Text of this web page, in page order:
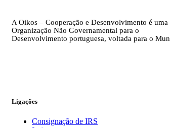
A Oikos – Cooperação e Desenvolvimento é uma
Organização Não Governamental para o
Desenvolvimento portuguesa, voltada para o
Ligações
Consignação de IRS